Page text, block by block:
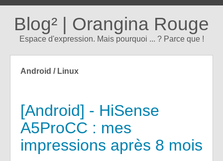
Blog² | Orangina Rouge
Espace d'expression. Mais pourquoi ... ? Parce que !
Android / Linux
[Android] - HiSense
A5ProCC : mes
impressions après 8 mois